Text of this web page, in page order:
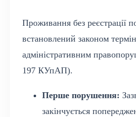
Проживання без реєстрації
встановлений законом
адміністративним
197 КУпАП).
Перше порушення:
закінчується